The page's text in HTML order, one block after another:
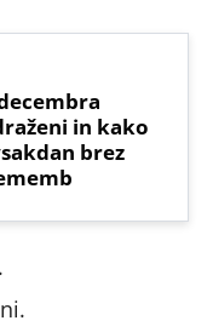
in kako
brez